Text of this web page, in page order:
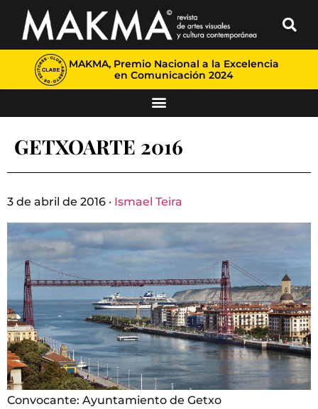
MAKMA, Premio Nacional a la Excelencia
en Comunicación 2024
GETXOARTE 2016
3 de abril de 2016 · Ismael Teira
Convocante: Ayuntamiento de Getxo